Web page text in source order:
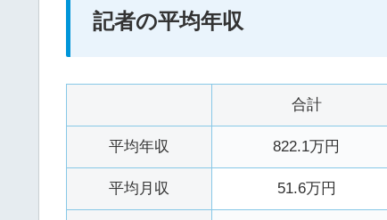
記者の平均年収
合計
平均年収 822.1万円
平均月収 51.6万円